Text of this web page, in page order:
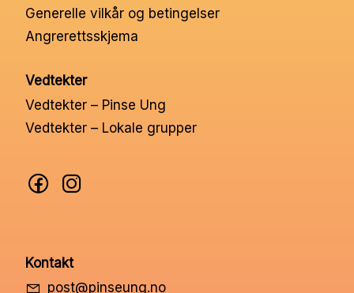
Generelle vilkår og betingelser
Angrerettsskjema
Vedtekter
Vedtekter – Pinse Ung
Vedtekter – Lokale grupper
Kontakt
post@pinseung.no
Kontakt oss
Min konto